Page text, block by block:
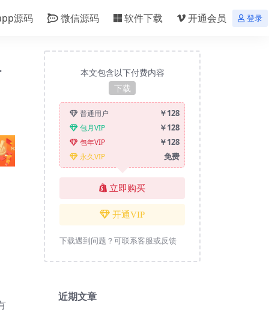
源码 微信源码 软件下载 开通会员 登录
本文包含以下付费内容
下载
普通用户 ￥128
包月VIP ￥128
包年VIP ￥128
永久VIP 免费
立即购买
开通VIP
下载遇到问题？可联系客服或反馈
近期文章